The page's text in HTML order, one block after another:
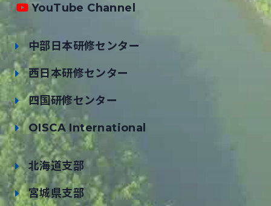
YouTube Channel
中部日本研修センター
西日本研修センター
四国研修センター
OISCA International
北海道支部
宮城県支部